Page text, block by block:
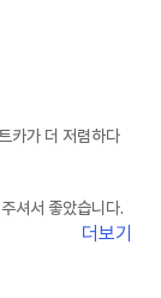
카가 더 저렴하다
셔서 좋았습니다.
더보기